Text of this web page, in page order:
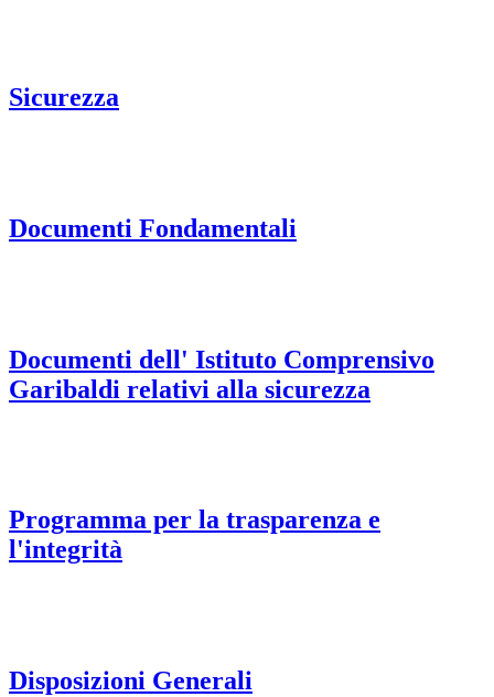
Sicurezza
Documenti Fondamentali
Documenti dell' Istituto Comprensivo
Garibaldi relativi alla sicurezza
Programma per la trasparenza e
l'integrità
Disposizioni Generali